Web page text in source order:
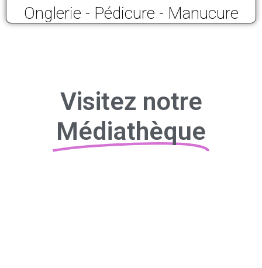
Onglerie - Pédicure - Manucure
Visitez notre
Médiathèque